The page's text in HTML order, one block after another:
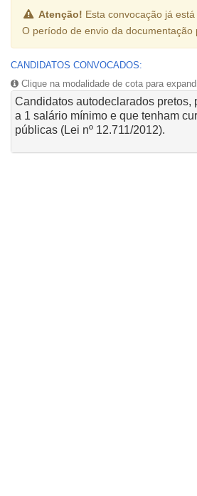
Atenção! Esta convocação já está
O período de envio da
CANDIDATOS CONVOCADOS:
Clique na modalidade de cota para
Candidatos autodeclarados pretos,
a 1 salário mínimo e que tenham
públicas (Lei nº 12.711/2012).